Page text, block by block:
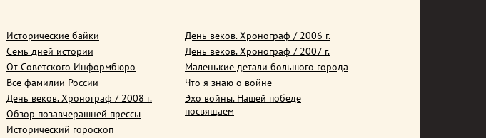
Исторические байки
Семь дней истории
От Советского Информбюро
Все фамилии России
День веков. Хронограф / 2008 г.
Обзор позавчерашней прессы
Исторический гороскоп
День веков. Хронограф / 2006 г.
День веков. Хронограф / 2007 г.
Маленькие детали большого города
Что я знаю о войне
Эхо войны. Нашей победе
посвящаем